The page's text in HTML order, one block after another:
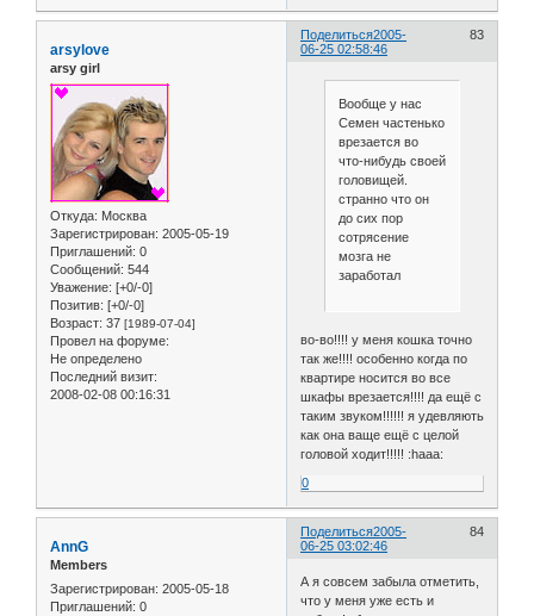
Поделиться 83
2005-
06-25 02:58:46
arsylove
arsy girl
Откуда: Москва
Зарегистрирован: 2005-05-19
Приглашений: 0
Сообщений: 544
Уважение: [+0/-0]
Позитив: [+0/-0]
Возраст: 37 [1989-07-04]
Провел на форуме:
Не определено
Последний визит:
2008-02-08 00:16:31
Вообще у нас
Семен частенько
врезается во
что-нибудь своей
головищей.
странно что он
до сих пор
сотрясение
мозга не
заработал
во-во!!!! у меня кошка точно
так же!!!! особенно когда по
квартире носится во все
шкафы врезается!!!! да ещё с
таким звуком!!!!!! я удевляють
как она ваще ещё с целой
головой ходит!!!!! :haaa:
0
Поделиться 84
2005-
06-25 03:02:46
AnnG
Members
Зарегистрирован: 2005-05-18
Приглашений: 0
А я совсем забыла отметить,
что у меня уже есть и